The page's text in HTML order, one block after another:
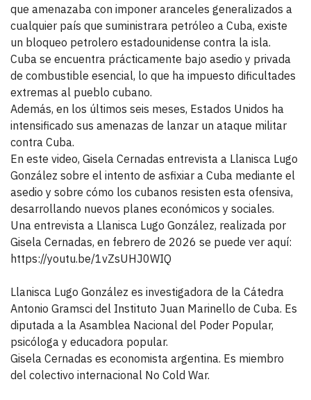
que amenazaba con imponer aranceles generalizados a
cualquier país que suministrara petróleo a Cuba, existe
un bloqueo petrolero estadounidense contra la isla.
Cuba se encuentra prácticamente bajo asedio y privada
de combustible esencial, lo que ha impuesto dificultades
extremas al pueblo cubano.
Además, en los últimos seis meses, Estados Unidos ha
intensificado sus amenazas de lanzar un ataque militar
contra Cuba.
En este video, Gisela Cernadas entrevista a Llanisca Lugo
González sobre el intento de asfixiar a Cuba mediante el
asedio y sobre cómo los cubanos resisten esta ofensiva,
desarrollando nuevos planes económicos y sociales.
Una entrevista a Llanisca Lugo González, realizada por
Gisela Cernadas, en febrero de 2026 se puede ver aquí:
https://youtu.be/1vZsUHJ0WIQ
Llanisca Lugo González es investigadora de la Cátedra
Antonio Gramsci del Instituto Juan Marinello de Cuba. Es
diputada a la Asamblea Nacional del Poder Popular,
psicóloga y educadora popular.
Gisela Cernadas es economista argentina. Es miembro
del colectivo internacional No Cold War.